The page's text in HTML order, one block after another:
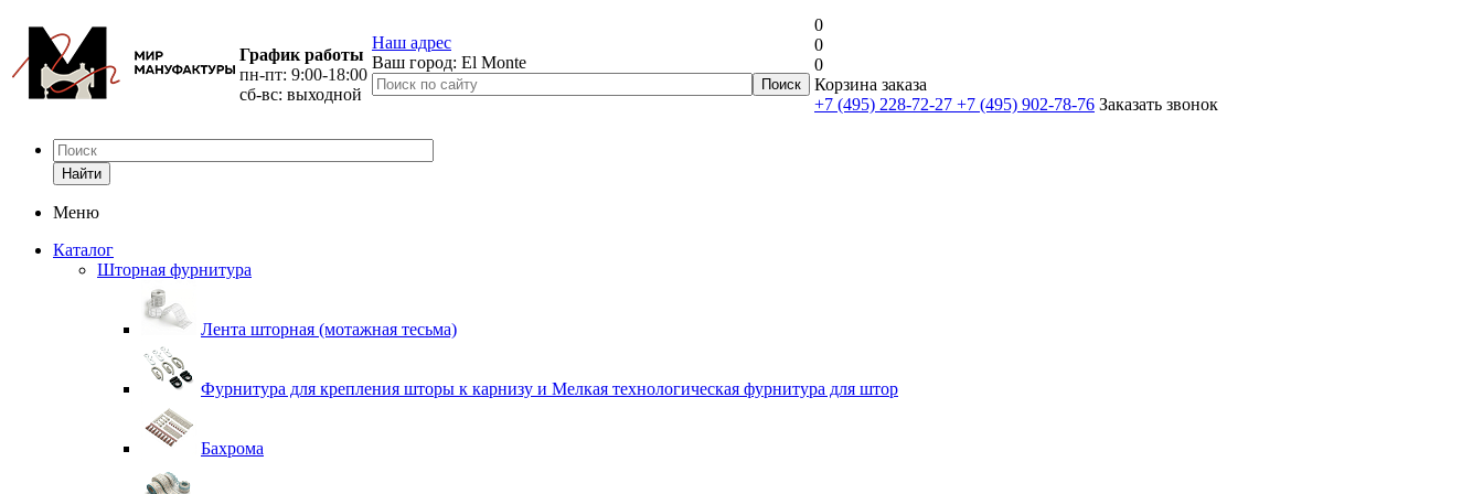
График работы
пн-пт: 9:00-18:00
сб-вс: выходной
Наш адрес
Ваш город: El Monte
0
0
0
Корзина заказа
+7 (495) 228-72-27 +7 (495) 902-78-76 Заказать звонок
Найти
Меню
Каталог
Шторная фурнитура
Лента шторная (мотажная тесьма)
Фурнитура для крепления шторы к карнизу и Мелкая технологическая фурнитура для штор
Бахрома